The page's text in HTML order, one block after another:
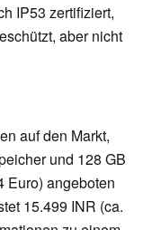
IP53 zertifiziert,
aber nicht
auf den Markt,
und 128 GB
Euro) angeboten
15.499 INR (ca.